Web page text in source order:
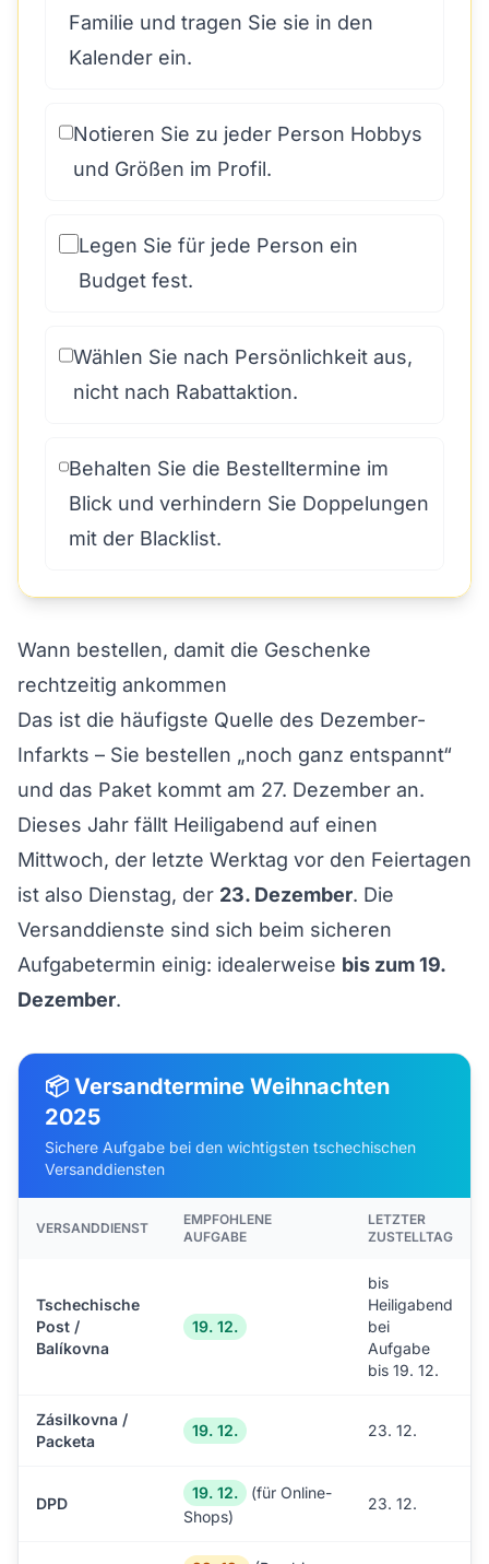
Familie und tragen Sie sie in den
Kalender ein.
Notieren Sie zu jeder Person Hobbys
und Größen im Profil.
Legen Sie für jede Person ein
Budget fest.
Wählen Sie nach Persönlichkeit aus,
nicht nach Rabattaktion.
Behalten Sie die Bestelltermine im
Blick und verhindern Sie Doppelungen
mit der Blacklist.
Wann bestellen, damit die Geschenke
rechtzeitig ankommen
Das ist die häufigste Quelle des Dezember-
Infarkts – Sie bestellen „noch ganz entspannt“
und das Paket kommt am 27. Dezember an.
Dieses Jahr fällt Heiligabend auf einen
Mittwoch, der letzte Werktag vor den Feiertagen
ist also Dienstag, der 23. Dezember. Die
Versanddienste sind sich beim sicheren
Aufgabetermin einig: idealerweise bis zum 19.
Dezember.
📦 Versandtermine Weihnachten
2025
Sichere Aufgabe bei den wichtigsten tschechischen
Versanddiensten
VERSANDDIENST
EMPFOHLENE
AUFGABE
LETZTER
ZUSTELLTAG
Tschechische
Post /
Balíkovna
19. 12.
bis
Heiligabend
bei
Aufgabe
bis 19. 12.
Zásilkovna /
Packeta
19. 12. 23. 12.
DPD
19. 12.
(für Online-
Shops)
23. 12.